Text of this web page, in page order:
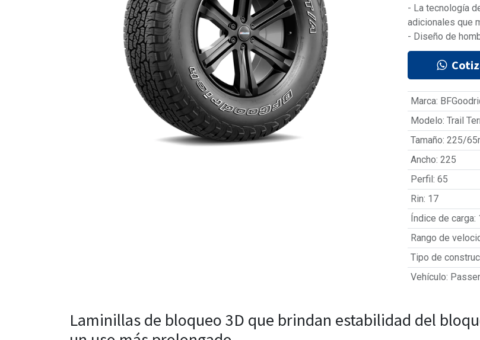
- La tecnología
adicionales que
- Diseño de
Marca:
Modelo: Trail
Tamaño: 225/
Ancho: 225
Perfil: 65
Rin: 17
Índice de carga:
Rango de
Tipo de
Vehículo:
Laminillas de bloqueo 3D que brindan estabilidad del